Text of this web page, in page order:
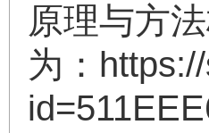
原理与方
为：